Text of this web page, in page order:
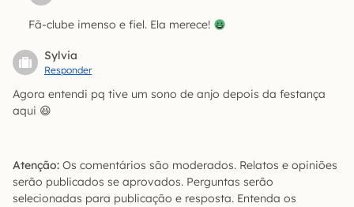
Fã-clube imenso e fiel. Ela merece!
Sylvia
Responder
Agora entendi pq tive um sono de anjo depois da festança
aqui 😆
Atenção: Os comentários são moderados. Relatos e opiniões
serão publicados se aprovados. Perguntas serão
selecionadas para publicação e resposta. Entenda os